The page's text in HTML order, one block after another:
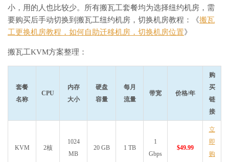
小，用的人也比较少。所有搬瓦工套餐均为选择纽约机房，需
要购买后手动切换到搬瓦工纽约机房，切换机房教程：《搬瓦
工更换机房教程，如何自助迁移机房，切换机房位置》
搬瓦工KVM方案整理：
套餐
名称
CPU
内存
大小
硬盘
容量
每月
流量
带宽 价格/年
购
买
链
接
KVM 2核
1024
MB
20 GB 1 TB
1
Gbps
$49.99
立
即
购